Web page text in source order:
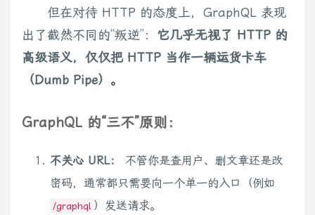
但在对待 HTTP 的态度上，GraphQL 表现
出了截然不同的“叛逆”： 它几乎无视了 HTTP 的
高级语义，仅仅把 HTTP 当作一辆运货卡车
（Dumb Pipe）。
GraphQL 的“三不”原则：
不关心 URL：
不管你是查用户、删文章还是改
密码，通常都只需要向一个单一的入口（例如
/graphql ）发送请求。